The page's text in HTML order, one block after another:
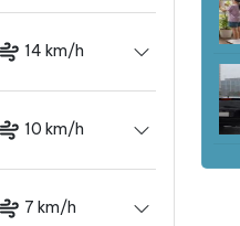
14 km/h
10 km/h
7 km/h